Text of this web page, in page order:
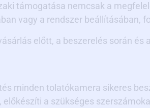
támogatása nemcsak a
vagy a rendszer beállításában,
előtt, a beszerelés során és
minden tolatókamera sikeres
előkészíti a szükséges